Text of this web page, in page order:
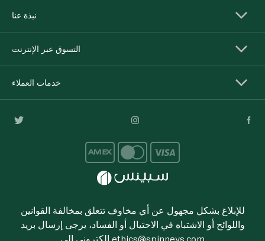
نبذة عنا
التسوق عبر الإنترنت
خدمات العملاء
للإبلاغ بشكل مجهول عن أي مخاوف تتعلق بمخالفة القوانين
واللوائح أو الاشتباه في الاحتيال أو الفساد، يرجى إرسال بريد
ethics@spinneys.com